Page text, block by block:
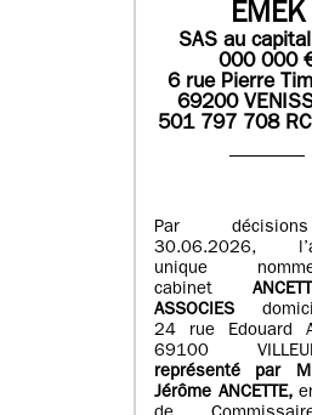
EMEK
SASau
000 000
6 rue Pierre
69200
501 797 708
Par
30.06.2026,
unique
cabinet
ASSOCIES
24 rue Edouard
69100
représenté par M
Jérôme ANCETTE,